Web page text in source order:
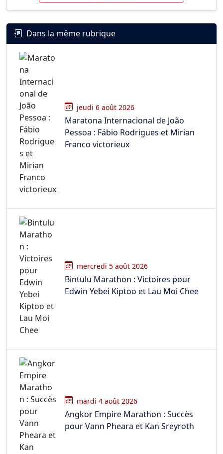
Dans la même rubrique
jeudi 6 août 2026
Maratona Internacional de João
Pessoa : Fábio Rodrigues et Mirian
Franco victorieux
mercredi 5 août 2026
Bintulu Marathon : Victoires pour
Edwin Yebei Kiptoo et Lau Moi Chee
mardi 4 août 2026
Angkor Empire Marathon : Succès
pour Vann Pheara et Kan Sreyroth